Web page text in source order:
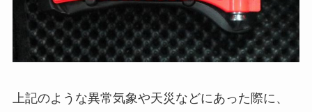
上記のような異常気象や天災などにあった際に、